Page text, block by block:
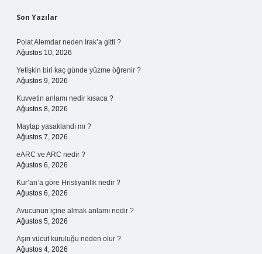
Sidebar
Son Yazılar
Polat Alemdar neden Irak’a gitti ?
Ağustos 10, 2026
Yetişkin biri kaç günde yüzme öğrenir ?
Ağustos 9, 2026
Kuvvetin anlamı nedir kısaca ?
Ağustos 8, 2026
Maytap yasaklandı mı ?
Ağustos 7, 2026
eARC ve ARC nedir ?
Ağustos 6, 2026
Kur’an’a göre Hristiyanlık nedir ?
Ağustos 6, 2026
Avucunun içine almak anlamı nedir ?
Ağustos 5, 2026
Aşırı vücut kuruluğu neden olur ?
Ağustos 4, 2026